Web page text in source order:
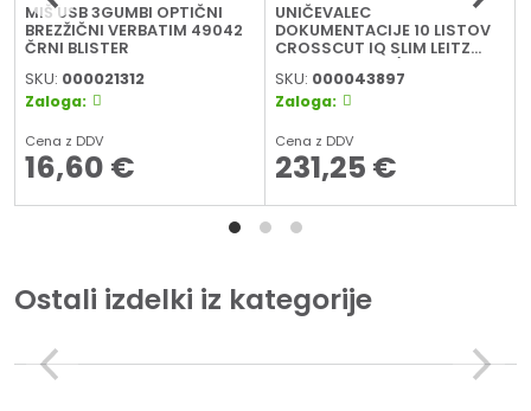
MIŠ USB 3GUMBI OPTIČNI
BREZŽIČNI VERBATIM 49042
ČRNI BLISTER
SKU: 000021312
Zaloga:
Cena z DDV
16,60 €
UNIČEVALEC
DOKUMENTACIJE 10 LISTOV
CROSSCUT IQ SLIM LEITZ
SKU: 000043897
Zaloga:
Cena z DDV
231,25 €
Ostali izdelki iz kategorije